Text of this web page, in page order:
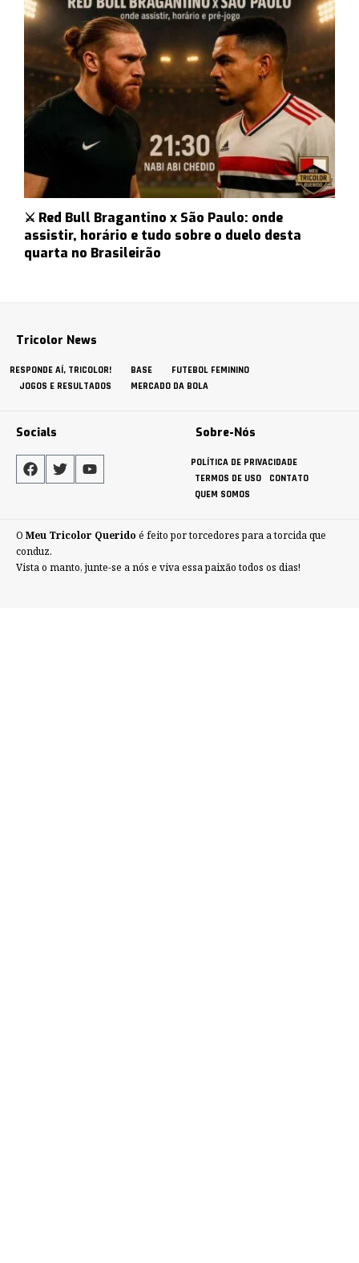
⚔️ Red Bull Bragantino x São Paulo: onde
assistir, horário e tudo sobre o duelo desta
quarta no Brasileirão
Tricolor News
RESPONDE AÍ, TRICOLOR! BASE
FUTEBOL FEMININO
JOGOS E RESULTADOS
MERCADO DA BOLA
Socials Sobre-Nós
POLÍTICA DE PRIVACIDADE
TERMOS DE USO
CONTATO
QUEM SOMOS
O Meu Tricolor Querido é feito por torcedores para a torcida que
conduz.
Vista o manto, junte-se a nós e viva essa paixão todos os dias!